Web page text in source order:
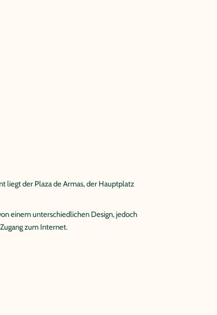
liegt der Plaza de Armas, der Hauptplatz
einem unterschiedlichen Design, jedoch
zum Internet.